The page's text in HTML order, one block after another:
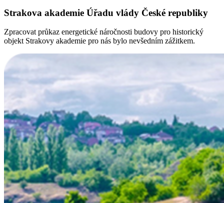
Strakova akademie Úřadu vlády České republiky
Zpracovat průkaz energetické náročnosti budovy pro historický
objekt Strakovy akademie pro nás bylo nevšedním zážitkem.